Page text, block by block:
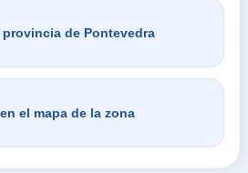
provincia de Pontevedra
el mapa de la zona